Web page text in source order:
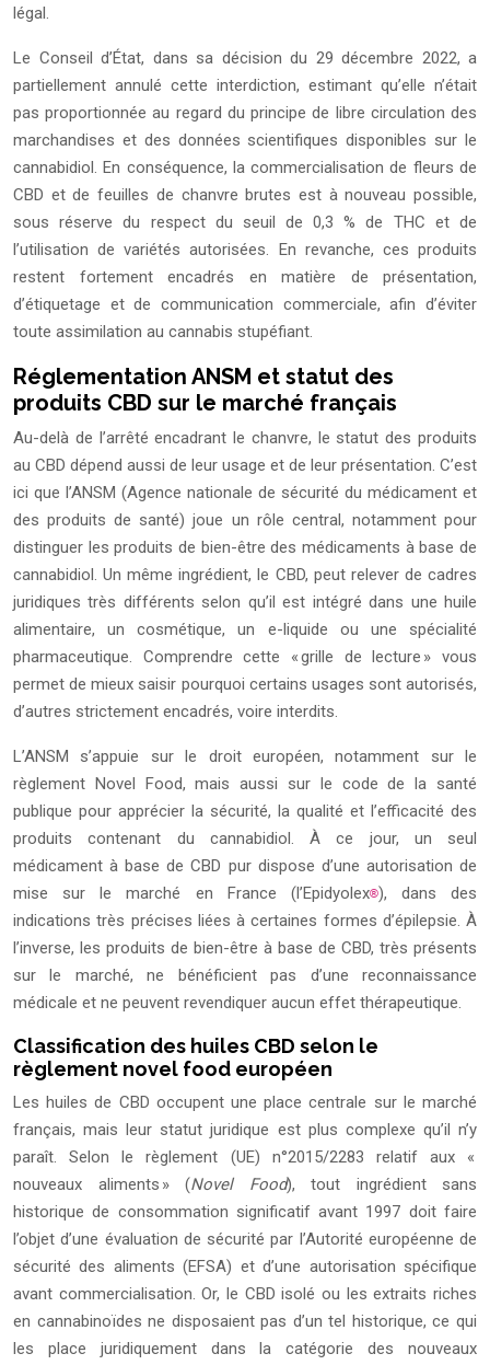
légal.
Le Conseil d’État, dans sa décision du 29 décembre 2022, a
partiellement annulé cette interdiction, estimant qu’elle n’était
pas proportionnée au regard du principe de libre circulation des
marchandises et des données scientifiques disponibles sur le
cannabidiol. En conséquence, la commercialisation de fleurs de
CBD et de feuilles de chanvre brutes est à nouveau possible,
sous réserve du respect du seuil de 0,3 % de THC et de
l’utilisation de variétés autorisées. En revanche, ces produits
restent fortement encadrés en matière de présentation,
d’étiquetage et de communication commerciale, afin d’éviter
toute assimilation au cannabis stupéfiant.
Réglementation ANSM et statut des
produits CBD sur le marché français
Au-delà de l’arrêté encadrant le chanvre, le statut des produits
au CBD dépend aussi de leur usage et de leur présentation. C’est
ici que l’ANSM (Agence nationale de sécurité du médicament et
des produits de santé) joue un rôle central, notamment pour
distinguer les produits de bien-être des médicaments à base de
cannabidiol. Un même ingrédient, le CBD, peut relever de cadres
juridiques très différents selon qu’il est intégré dans une huile
alimentaire, un cosmétique, un e-liquide ou une spécialité
pharmaceutique. Comprendre cette « grille de lecture » vous
permet de mieux saisir pourquoi certains usages sont autorisés,
d’autres strictement encadrés, voire interdits.
L’ANSM s’appuie sur le droit européen, notamment sur le
règlement Novel Food, mais aussi sur le code de la santé
publique pour apprécier la sécurité, la qualité et l’efficacité des
produits contenant du cannabidiol. À ce jour, un seul
médicament à base de CBD pur dispose d’une autorisation de
mise sur le marché en France (l’Epidyolex®), dans des
indications très précises liées à certaines formes d’épilepsie. À
l’inverse, les produits de bien-être à base de CBD, très présents
sur le marché, ne bénéficient pas d’une reconnaissance
médicale et ne peuvent revendiquer aucun effet thérapeutique.
Classification des huiles CBD selon le
règlement novel food européen
Les huiles de CBD occupent une place centrale sur le marché
français, mais leur statut juridique est plus complexe qu’il n’y
paraît. Selon le règlement (UE) n°2015/2283 relatif aux «
nouveaux aliments » (Novel Food), tout ingrédient sans
historique de consommation significatif avant 1997 doit faire
l’objet d’une évaluation de sécurité par l’Autorité européenne de
sécurité des aliments (EFSA) et d’une autorisation spécifique
avant commercialisation. Or, le CBD isolé ou les extraits riches
en cannabinoïdes ne disposaient pas d’un tel historique, ce qui
les place juridiquement dans la catégorie des nouveaux